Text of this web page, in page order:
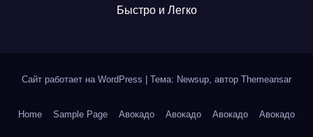
Быстро и Легко
Сайт работает на WordPress Тема: Newsup, автор Themeansar
Home Sample Page Авокадо Авокадо Авокадо Авокадо